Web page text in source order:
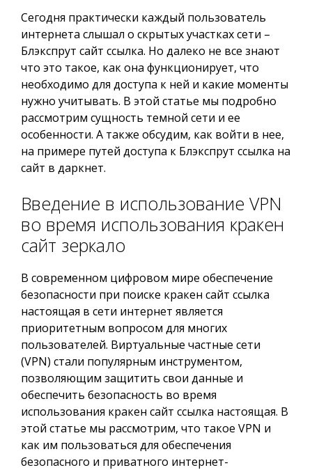
Сегодня практически каждый пользователь
интернета слышал о скрытых участках сети –
Блэкспрут сайт ссылка. Но далеко не все знают
что это такое, как она функционирует, что
необходимо для доступа к ней и какие моменты
нужно учитывать. В этой статье мы подробно
рассмотрим сущность темной сети и ее
особенности. А также обсудим, как войти в нее,
на примере путей доступа к Блэкспрут ссылка на
сайт в даркнет.
Введение в использование VPN
во время использования кракен
сайт зеркало
В современном цифровом мире обеспечение
безопасности при поиске кракен сайт ссылка
настоящая в сети интернет является
приоритетным вопросом для многих
пользователей. Виртуальные частные сети
(VPN) стали популярным инструментом,
позволяющим защитить свои данные и
обеспечить безопасность во время
использования кракен сайт ссылка настоящая. В
этой статье мы рассмотрим, что такое VPN и
как им пользоваться для обеспечения
безопасного и приватного интернет-